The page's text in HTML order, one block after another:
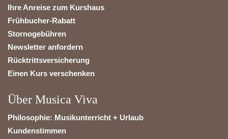
Ihre Anreise zum Kurshaus
Frühbucher-Rabatt
Stornogebühren
Newsletter anfordern
Rücktrittsversicherung
Einen Kurs verschenken
Über Musica Viva
Philosophie: Musikunterricht + Urlaub
Kundenstimmen